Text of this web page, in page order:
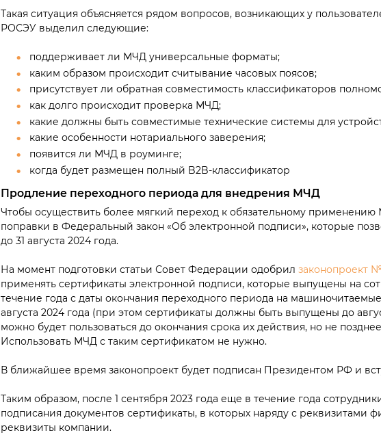
Такая ситуация объясняется рядом вопросов, возникающих у
РОСЭУ выделил следующие:
поддерживает ли МЧД универсальные форматы;
каким образом происходит считывание часовых поясов;
присутствует ли обратная совместимость классификаторов
как долго происходит проверка МЧД;
какие должны быть совместимые технические системы для
какие особенности нотариального заверения;
появится ли МЧД в роуминге;
когда будет размещен полный B2B-классификатор
Продление переходного периода для внедрения МЧД
Чтобы осуществить более мягкий переход к обязательному
поправки в Федеральный закон «Об электронной подписи», которые
до 31 августа 2024 года.
На момент подготовки статьи Совет Федерации одобрил законопроект
применять сертификаты электронной подписи, которые выпущены на
течение года с даты окончания переходного периода на
августа 2024 года (при этом сертификаты должны быть выпущены до
можно будет пользоваться до окончания срока их действия, но не позднее
Использовать МЧД с таким сертификатом не нужно.
В ближайшее время законопроект будет подписан Президентом РФ и
Таким образом, после 1 сентября 2023 года еще в течение года
подписания документов сертификаты, в которых наряду с реквизитами
реквизиты компании.